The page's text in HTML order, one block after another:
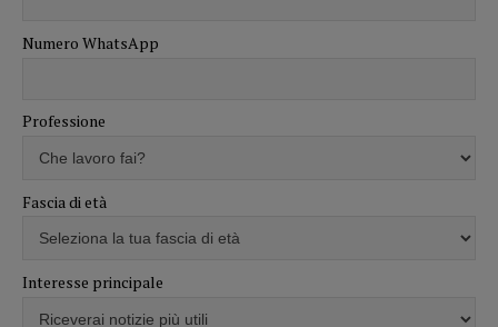
Numero WhatsApp
Professione
Fascia di età
Interesse principale